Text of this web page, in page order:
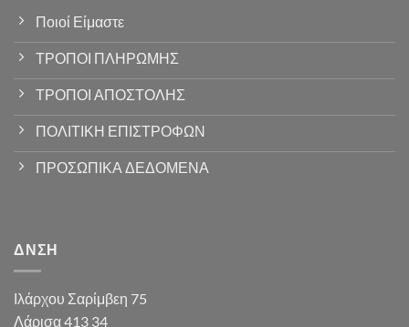
Ποιοί Είμαστε
ΤΡΟΠΟΙ ΠΛΗΡΩΜΗΣ
ΤΡΟΠΟΙ ΑΠΟΣΤΟΛΗΣ
ΠΟΛΙΤΙΚΗ ΕΠΙΣΤΡΟΦΩΝ
ΠΡΟΣΩΠΙΚΑ ΔΕΔΟΜΕΝΑ
ΔΝΣΗ
Ιλάρχου Σαρίμβεη 75
Λάρισα 413 34